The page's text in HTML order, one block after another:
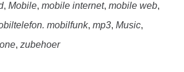
, Mobile, mobile internet, mobile web,
mobilfunk, mp3, Music,
, zubehoer